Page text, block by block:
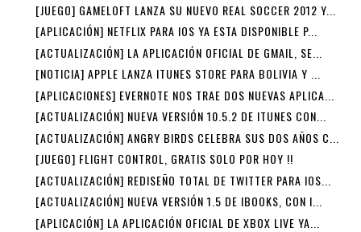
[JUEGO] GAMELOFT LANZA SU NUEVO REAL SOCCER 2012 Y...
[APLICACIÓN] NETFLIX PARA IOS YA ESTA DISPONIBLE P...
[ACTUALIZACIÓN] LA APLICACIÓN OFICIAL DE GMAIL, SE...
[NOTICIA] APPLE LANZA ITUNES STORE PARA BOLIVIA Y ...
[APLICACIONES] EVERNOTE NOS TRAE DOS NUEVAS APLICA...
[ACTUALIZACIÓN] NUEVA VERSIÓN 10.5.2 DE ITUNES CON...
[ACTUALIZACIÓN] ANGRY BIRDS CELEBRA SUS DOS AÑOS C...
[JUEGO] FLIGHT CONTROL, GRATIS SOLO POR HOY !!
[ACTUALIZACIÓN] REDISEÑO TOTAL DE TWITTER PARA IOS...
[ACTUALIZACIÓN] NUEVA VERSIÓN 1.5 DE IBOOKS, CON I...
[APLICACIÓN] LA APLICACIÓN OFICIAL DE XBOX LIVE YA...